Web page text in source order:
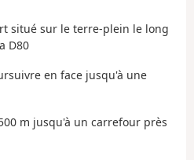
situé sur le terre-plein le long
D80
en face jusqu'à une
m jusqu'à un carrefour près